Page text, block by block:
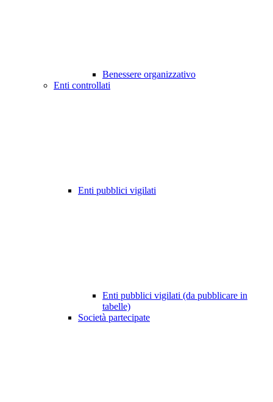
Benessere organizzativo
Enti controllati
Enti pubblici vigilati
Enti pubblici vigilati (da pubblicare in
tabelle)
Società partecipate